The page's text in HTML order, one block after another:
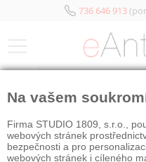
736 646 913
Na vašem
Firma STUDIO 1809, s.r.o.,
webových stránek
bezpečnosti a pro
webových stránek i cíleného